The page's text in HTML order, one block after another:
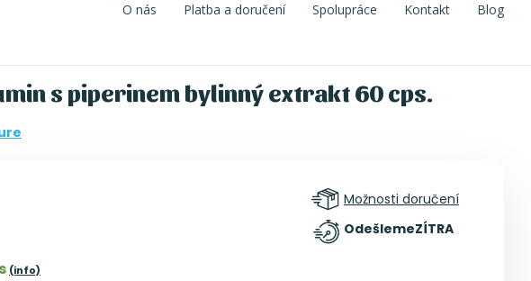
O nás Platba a doručení Spolupráce Kontakt Blog
s piperinem bylinný extrakt 60 cps.
Možnosti doručení
OdešlemeZÍTRA
(info)